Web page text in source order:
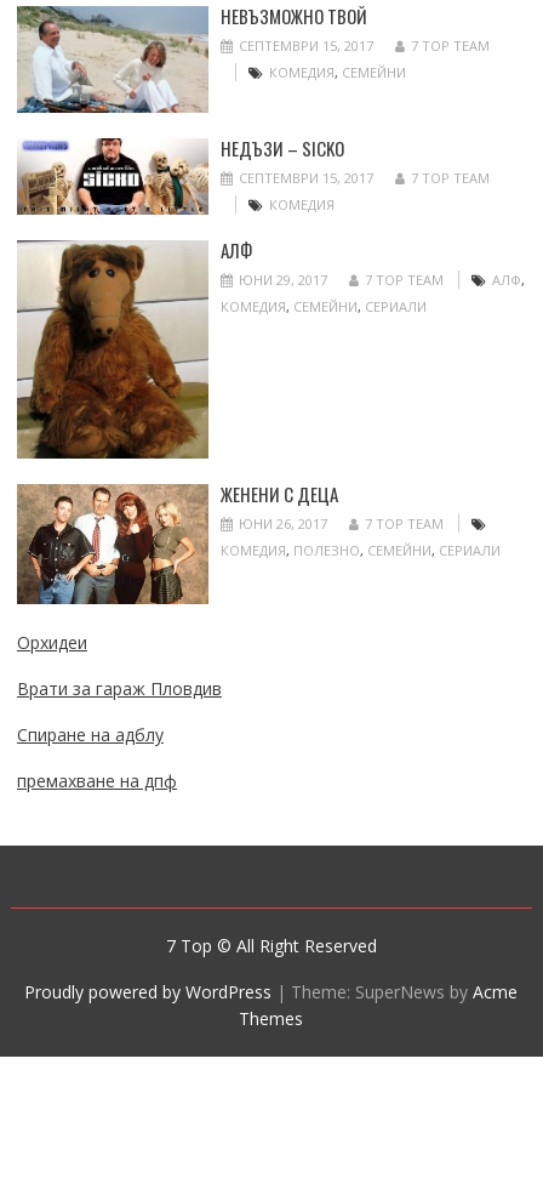
НЕВЪЗМОЖНО ТВОЙ
СЕПТЕМВРИ 15, 2017
7 TOP TEAM
КОМЕДИЯ, СЕМЕЙНИ
НЕДЪЗИ – SICKO
СЕПТЕМВРИ 15, 2017
7 TOP TEAM
КОМЕДИЯ
АЛФ
ЮНИ 29, 2017 7 TOP TEAM АЛФ,
КОМЕДИЯ, СЕМЕЙНИ, СЕРИАЛИ
ЖЕНЕНИ С ДЕЦА
ЮНИ 26, 2017
7 TOP TEAM
КОМЕДИЯ, ПОЛЕЗНО, СЕМЕЙНИ, СЕРИАЛИ
Орхидеи
Врати за гараж Пловдив
Спиране на адблу
премахване на дпф
7 Top © All Right Reserved
Proudly powered by WordPress | Theme: SuperNews byAcme
Themes